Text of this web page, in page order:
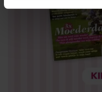
intrekken in de
We gebruiken cookies
personaliseren, om
en om ons
partners voor social